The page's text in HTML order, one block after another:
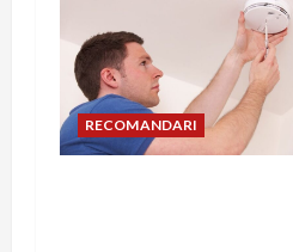
RECOMANDARI